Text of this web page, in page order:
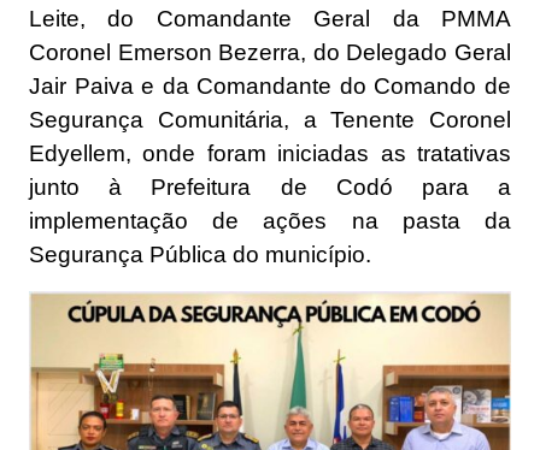
Leite, do Comandante Geral da PMMA
Coronel Emerson Bezerra, do Delegado Geral
Jair Paiva e da Comandante do Comando de
Segurança Comunitária, a Tenente Coronel
Edyellem, onde foram iniciadas as tratativas
junto à Prefeitura de Codó para a
implementação de ações na pasta da
Segurança Pública do município.